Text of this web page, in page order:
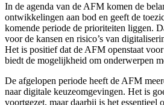
In de agenda van de AFM komen de
ontwikkelingen aan bod en geeft de
komende periode de prioriteiten liggen.
voor de kansen en risico’s van
Het is positief dat de AFM openstaat
biedt de mogelijkheid om onderwerpen
De afgelopen periode heeft de AFM
naar digitale keuzeomgevingen. Het is
voortgezet, maar daarbij is het essentieel